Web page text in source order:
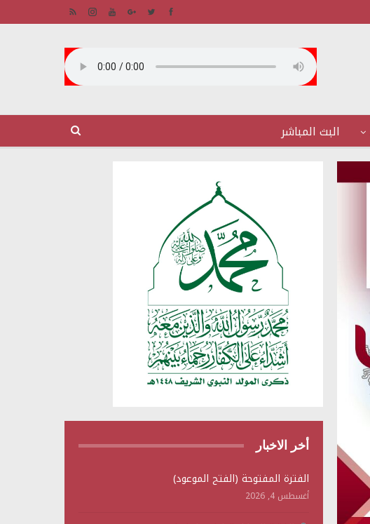
البث المباشر
أخر الاخبار
الفترة المفتوحة (الفتح الموعود)
أغسطس 4, 2026